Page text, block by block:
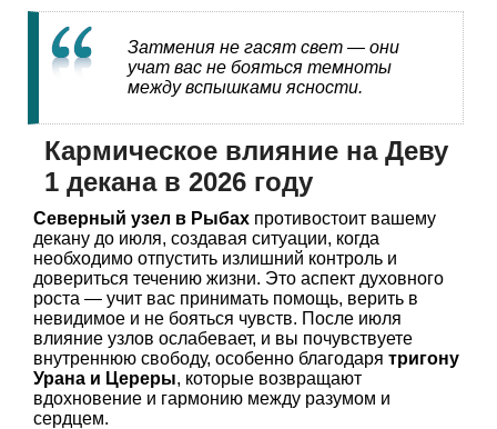
Затмения не гасят свет — они
учат вас не бояться темноты
между вспышками ясности.
Кармическое влияние на Деву
1 декана в 2026 году
Северный узел в Рыбах противостоит вашему
декану до июля, создавая ситуации, когда
необходимо отпустить излишний контроль и
довериться течению жизни. Это аспект духовного
роста — учит вас принимать помощь, верить в
невидимое и не бояться чувств. После июля
влияние узлов ослабевает, и вы почувствуете
внутреннюю свободу, особенно благодаря тригону
Урана и Цереры, которые возвращают
вдохновение и гармонию между разумом и
сердцем.